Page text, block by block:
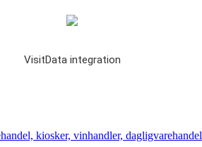
VisitData integration
kiosker, vinhandler,